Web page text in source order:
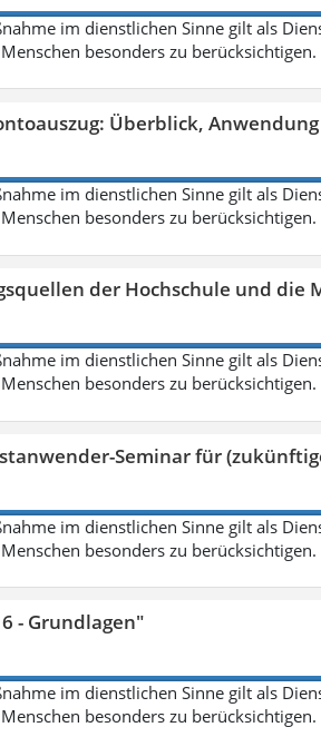
im dienstlichen Sinne gilt als
besonders zu berücksichtigen.
Überblick,
im dienstlichen Sinne gilt als
besonders zu berücksichtigen.
der Hochschule und die
im dienstlichen Sinne gilt als
besonders zu berücksichtigen.
Seminar für
im dienstlichen Sinne gilt als
besonders zu berücksichtigen.
- Grundlagen"
im dienstlichen Sinne gilt als
besonders zu berücksichtigen.